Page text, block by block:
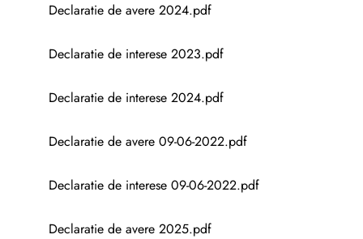
Declaratie de avere 2024.pdf
Declaratie de interese 2023.pdf
Declaratie de interese 2024.pdf
Declaratie de avere 09-06-2022.pdf
Declaratie de interese 09-06-2022.pdf
Declaratie de avere 2025.pdf